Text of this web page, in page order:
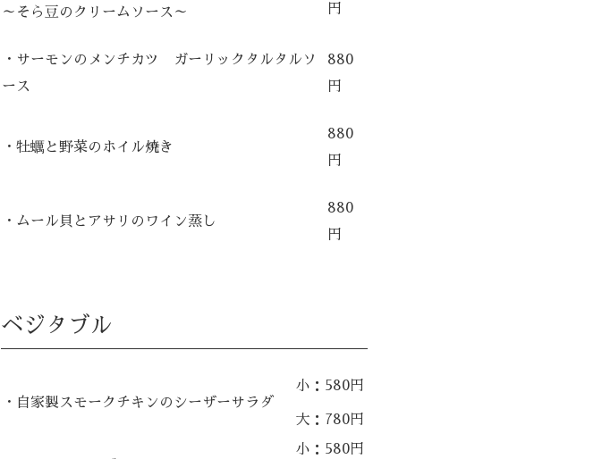
～そら豆のクリームソース～
円
・サーモンのメンチカツ ガーリックタルタルソ
ース
880
円
・牡蠣と野菜のホイル焼き
880
円
・ムール貝とアサリのワイン蒸し
880
円
ベジタブル
・自家製スモークチキンのシーザーサラダ
小：580円
大：780円
小：580円